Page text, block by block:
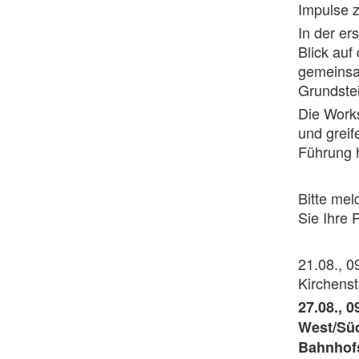
Impulse
In der
Blick auf
Die
und
Führung
Bitte
Sie Ihre
21.08.,
27.08.,
West/